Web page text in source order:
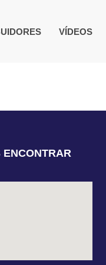
VÍDEOS
ENCONTRAR